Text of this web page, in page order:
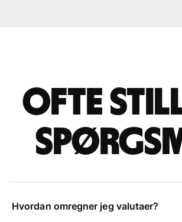
Ofte
Hvordan omregner jeg valutaer?